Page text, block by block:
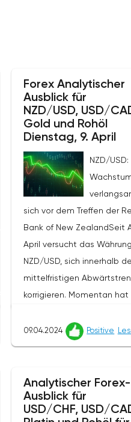
Forex Analytischer
Ausblick für
NZD/USD, USD/
Gold und Rohöl
Dienstag, 9. April
NZD/
sich vor dem Treffen der
Bank of New ZealandSeit
April versucht das
NZD/USD, sich innerhalb
mittelfristigen
korrigieren. Momentan hat
0.6042 (Murray-Niveau [2/
verlangsamt, in Erwartung
Sitzung der Reserve Bank
Zealand und der
bevorstehenden
09.04.2024 Positive
Analytischer Forex-
Ausblick für
USD/CHF, USD/